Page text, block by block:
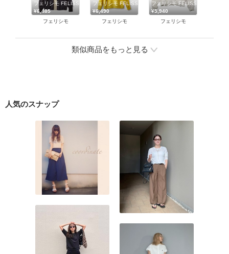
フェリシモ FELISSIMO
¥6,485
フェリシモ
フェリシモ FELISSIMO
¥6,490
フェリシモ
フェリシモ FELISSIMO
¥5,940
フェリシモ
類似商品をもっと見る
人気のスナップ